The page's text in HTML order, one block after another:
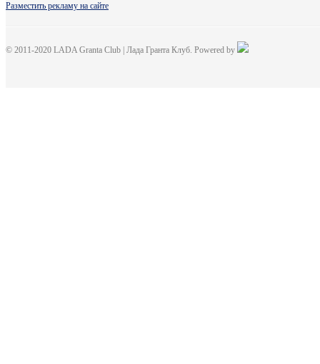
Разместить рекламу на сайте
© 2011-2020 LADA Granta Club | Лада Гранта Клуб. Powered by